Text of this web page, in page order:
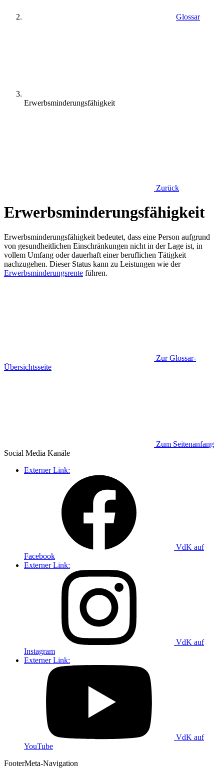
Glossar
Erwerbsminderungsfähigkeit
Zurück
Erwerbsminderungsfähigkeit
Erwerbsminderungsfähigkeit bedeutet, dass eine Person aufgrund
von gesundheitlichen Einschränkungen nicht in der Lage ist, in
vollem Umfang oder dauerhaft einer beruflichen Tätigkeit
nachzugehen. Dieser Status kann zu Leistungen wie der
Erwerbsminderungsrente führen.
Zur Glossar-
Übersichtsseite
Zum Seitenanfang
Social Media Kanäle
Externer Link:
VdK auf
Facebook
Externer Link:
VdK auf
Instagram
Externer Link:
VdK auf
YouTube
FooterMeta-Navigation